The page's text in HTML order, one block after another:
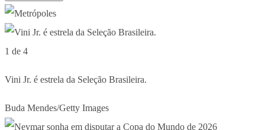
1 de 4
Vini Jr. é estrela da Seleção Brasileira.
Buda Mendes/Getty Images